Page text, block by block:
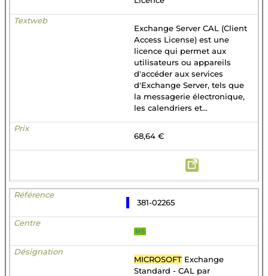
Exchange Server CAL (Client
Access License) est une
licence qui permet aux
utilisateurs ou appareils
d'accéder aux services
d'Exchange Server, tels que
la messagerie électronique,
les calendriers et...
68,64 €
381-02265
MS
MICROSOFT Exchange
Standard - CAL par